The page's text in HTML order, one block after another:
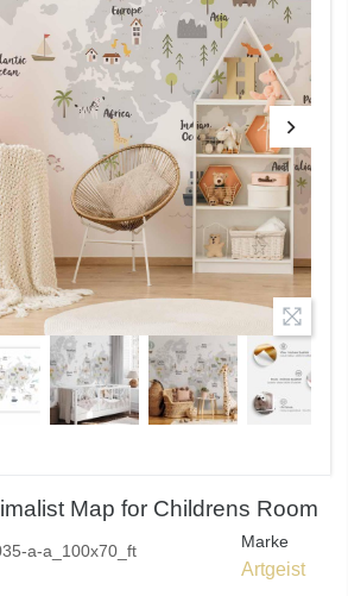
Map for Childrens Room
a-a_100x70_ft Marke
Artgeist